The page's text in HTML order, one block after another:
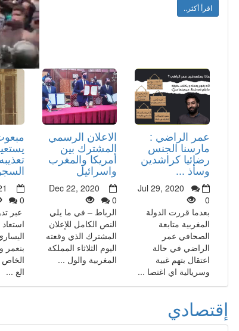
اقرأ أكثر..
0
عبر
بنعمر
الخاص
الع ...
الاعلان الرسمي
المشترك بين
أمريكا والمغرب
واسرائيل
Dec 22, 2020
0
الرباط – في ما يلي
النص الكامل للإعلان
المشترك الذي وقعته
اليوم الثلاثاء المملكة
المغربية والول ...
عمر الراضي :
مارسنا الجنس
رضائيا كراشدين
وسأذ ...
Jul 29, 2020
0
بعدما قررت الدولة
المغربية متابعة
الصحافي عمر
الراضي في حالة
اعتقال بتهم غبية
وسريالية اي اغتصا ...
إقتصادي